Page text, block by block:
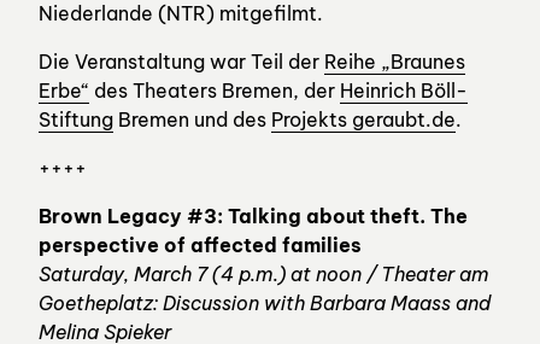
Niederlande (NTR) mitgefilmt.
Die Veranstaltung war Teil der Reihe „Braunes
Erbe“ des Theaters Bremen, der Heinrich Böll-
Stiftung Bremen und des Projekts geraubt.de.
++++
Brown Legacy #3: Talking about theft. The
perspective of affected families
Saturday, March 7 (4 p.m.) at noon / Theater am
Goetheplatz: Discussion with Barbara Maass and
Melina Spieker